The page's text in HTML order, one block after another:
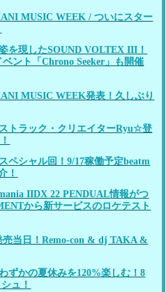
MUSIC WEEK / ついにスター
を現したSOUND VOLTEX III！
ント「Chrono Seeker」も開催
MUSIC WEEK発表！久しぶり
トラック・クリエイターRyu☆登
ペシャル回！9/17稼働予定beatm
！
IIDX 22 PENDUAL情報がつ
から新サービスのロケテスト
売当日！Remo-con & dj TAKA &
ずかの夏休みを120%楽しむ！8
ュ！